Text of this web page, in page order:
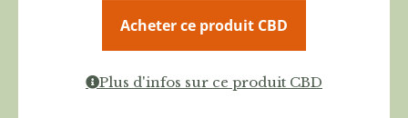
Acheter ce produit CBD
Plus d'infos sur ce produit CBD